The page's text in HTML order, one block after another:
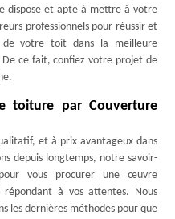
dispose et apte à mettre à votre
professionnels pour réussir et
votre toit dans la meilleure
ce fait, confiez votre projet de
toiture par Couverture
et à prix avantageux dans
depuis longtemps, notre savoir-
vous procurer une œuvre
à vos attentes. Nous
les dernières méthodes pour que